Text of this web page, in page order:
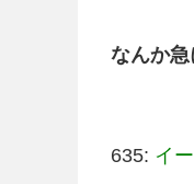
なんか
635: イ